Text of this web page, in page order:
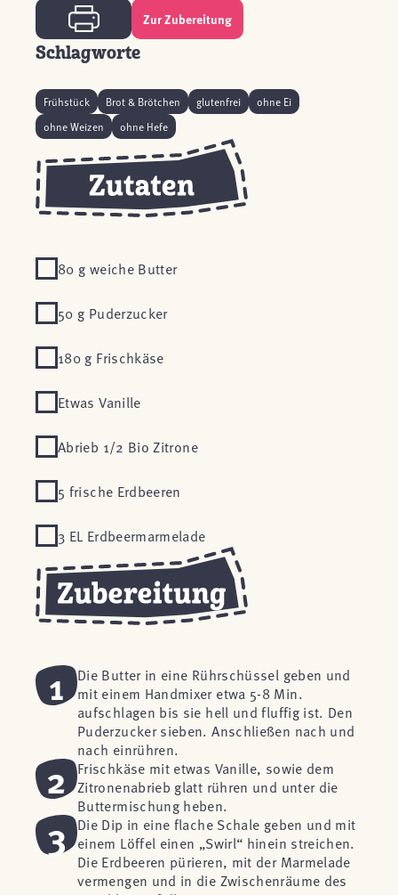
Zur Zubereitung
Schlagworte
Frühstück Brot & Brötchen glutenfrei
ohne Ei
ohne Weizen
ohne Hefe
80 g weiche Butter
50 g Puderzucker
180 g Frischkäse
Etwas Vanille
Abrieb 1/2 Bio Zitrone
5 frische Erdbeeren
3 EL Erdbeermarmelade
1
Die Butter in eine Rührschüssel geben und
mit einem Handmixer etwa 5-8 Min.
aufschlagen bis sie hell und fluffig ist. Den
Puderzucker sieben. Anschließen nach und
nach einrühren.
2
Frischkäse mit etwas Vanille, sowie dem
Zitronenabrieb glatt rühren und unter die
Buttermischung heben.
3
Die Dip in eine flache Schale geben und mit
einem Löffel einen „Swirl“ hinein streichen.
Die Erdbeeren pürieren, mit der Marmelade
vermengen und in die Zwischenräume des